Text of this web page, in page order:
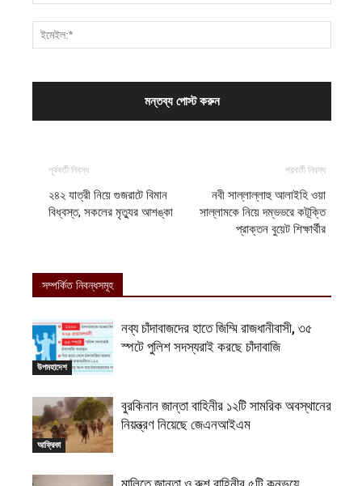
পূর্ববর্তী নিবন্ধ
২৪২ যাত্রী নিয়ে গুজরাটে বিমান
বিধ্বস্ত, সকলের মৃত্যুর আশঙ্কা
পরবর্তী নিবন্ধ
নবী সাল্লাল্লাহু আলাইহি ওয়া
সাল্লামকে নিয়ে দম্ভভরে কটূক্তি
প্রাক্তন বুয়েট শিক্ষার্থীর
সম্পর্কিত নিবন্ধসমূহ
উপমহাদেশ
নব্য চাঁদাবাজদের হাতে জিম্মি রাজধানীবাসী, ৩৫
স্পটে পুলিশ সদস্যরাই করছে চাঁদাবাজি
আফ্রিকা
বুরকিনান জান্তা বাহিনীর ১২টি সামরিক অবস্থানের
নিয়ন্ত্রণ নিয়েছে জেএনআইএম